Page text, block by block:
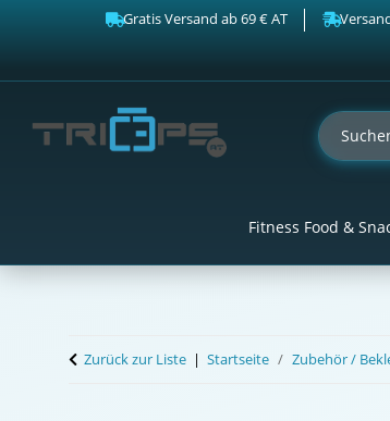
Gratis Versand ab 69 € AT
Fitness Food &
Zurück zur Liste Startseite Zubehör /